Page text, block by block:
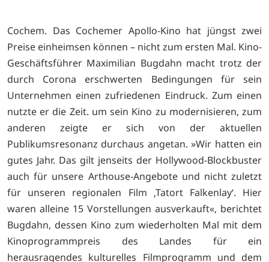
Cochem. Das Cochemer Apollo-Kino hat jüngst zwei
Preise einheimsen können – nicht zum ersten Mal. Kino-
Geschäftsführer Maximilian Bugdahn macht trotz der
durch Corona erschwerten Bedingungen für sein
Unternehmen einen zufriedenen Eindruck. Zum einen
nutzte er die Zeit. um sein Kino zu modernisieren, zum
anderen zeigte er sich von der aktuellen
Publikumsresonanz durchaus angetan. »Wir hatten ein
gutes Jahr. Das gilt jenseits der Hollywood-Blockbuster
auch für unsere Arthouse-Angebote und nicht zuletzt
für unseren regionalen Film ‚Tatort Falkenlay‘. Hier
waren alleine 15 Vorstellungen ausverkauft«, berichtet
Bugdahn, dessen Kino zum wiederholten Mal mit dem
Kinoprogrammpreis des Landes für ein
herausragendes kulturelles Filmprogramm und dem